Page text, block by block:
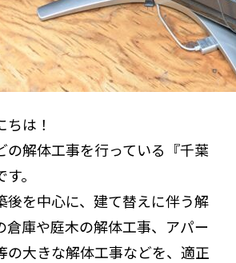
助金情報
来店予約
は！
の解体工事を行っている『千葉
。
後を中心に、建て替えに伴う解
倉庫や庭木の解体工事、アパー
の大きな解体工事などを、適正